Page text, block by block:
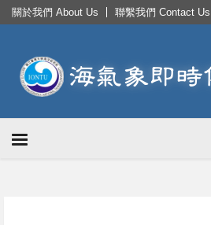
關於我們 About Us 聯繫我們 Contact Us